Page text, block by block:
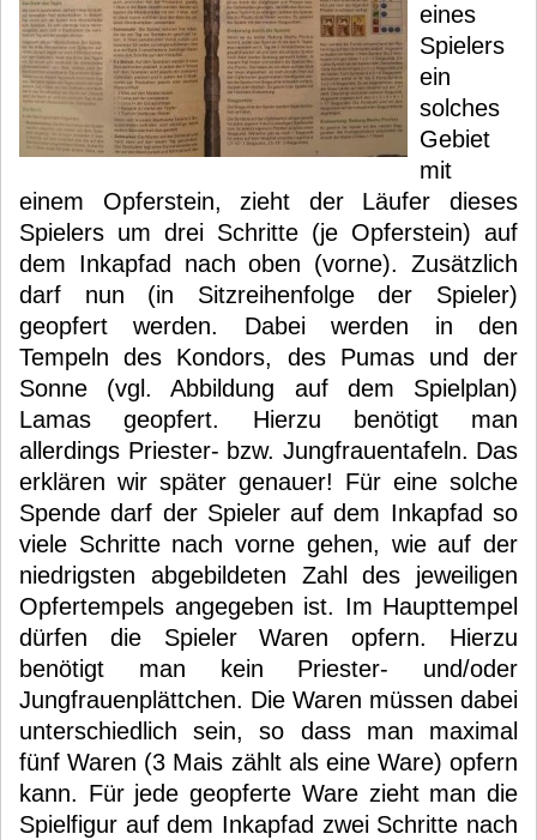
eines
Spielers
ein
solches
Gebiet
mit
einem Opferstein, zieht der Läufer dieses
Spielers um drei Schritte (je Opferstein) auf
dem Inkapfad nach oben (vorne). Zusätzlich
darf nun (in Sitzreihenfolge der Spieler)
geopfert werden. Dabei werden in den
Tempeln des Kondors, des Pumas und der
Sonne (vgl. Abbildung auf dem Spielplan)
Lamas geopfert. Hierzu benötigt man
allerdings Priester- bzw. Jungfrauentafeln. Das
erklären wir später genauer! Für eine solche
Spende darf der Spieler auf dem Inkapfad so
viele Schritte nach vorne gehen, wie auf der
niedrigsten abgebildeten Zahl des jeweiligen
Opfertempels angegeben ist. Im Haupttempel
dürfen die Spieler Waren opfern. Hierzu
benötigt man kein Priester- und/oder
Jungfrauenplättchen. Die Waren müssen dabei
unterschiedlich sein, so dass man maximal
fünf Waren (3 Mais zählt als eine Ware) opfern
kann. Für jede geopferte Ware zieht man die
Spielfigur auf dem Inkapfad zwei Schritte nach